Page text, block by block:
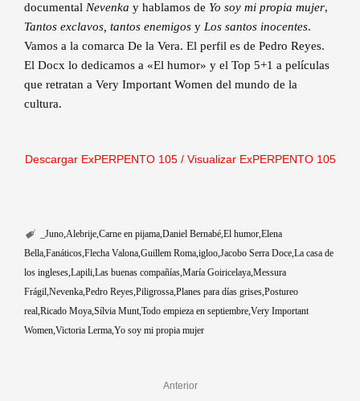
documental Nevenka y hablamos de Yo soy mi propia mujer,
Tantos exclavos, tantos enemigos y Los santos inocentes.
Vamos a la comarca De la Vera. El perfil es de Pedro Reyes.
El Docx lo dedicamos a «El humor» y el Top 5+1 a películas
que retratan a Very Important Women del mundo de la
cultura.
Descargar ExPERPENTO 105/ Visualizar ExPERPENTO 105
_Juno Alebrije Carne en pijama Daniel Bernabé El humor Elena
Bella Fanáticos Flecha Valona Guillem Roma igloo Jacobo Serra Doce La casa de
los ingleses Lapili Las buenas compañías María Goiricelaya Messura
Frágil Nevenka Pedro Reyes Piligrossa Planes para días grises Postureo
real Ricado Moya Sílvia Munt Todo empieza en septiembre Very Important
Women Victoria Lerma Yo soy mi propia mujer
Anterior